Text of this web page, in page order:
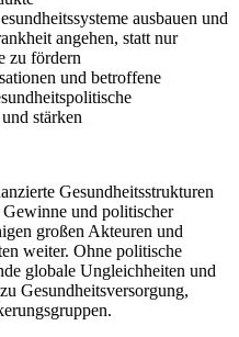
ausbauen und
angehen, statt nur
zu fördern
und betroffene
stärken
Gesundheitsstrukturen
und politischer
großen Akteuren und
weiter. Ohne politische
globale Ungleichheiten und
Gesundheitsversorgung,